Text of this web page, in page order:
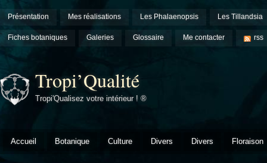
Présentation Mes réalisations Les Phalaenopsis Les Tillandsia
Fiches botaniques Galeries Glossaire Me contacter rss
Tropi’Qualité
Tropi'Qualisez votre intérieur ! ®
Accueil Botanique Culture Divers Divers Floraison